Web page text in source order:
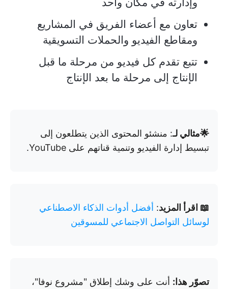
تعاون مع أعضاء الفريق في المشاريع
ومقاطع الفيديو والحملات التسويقية
تتبع تقدم كل فيديو من مرحلة ما قبل
الإنتاج إلى مرحلة ما بعد الإنتاج
🌟مثالي لـ: منشئو المحتوى الذين يتطلعون إلى
تبسيط إدارة الفيديو وتنمية قناتهم على YouTube.
📖 اقرأ المزيد: أفضل أدوات الذكاء الاصطناعي
لوسائل التواصل الاجتماعي للمسوقين
تصوّر هذا: أنت على وشك إطلاق "مشروع نوفا"،